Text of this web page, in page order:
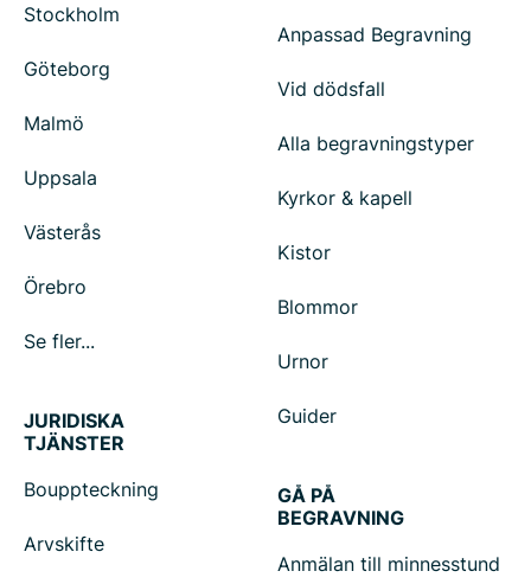
Stockholm
Göteborg
Malmö
Uppsala
Västerås
Örebro
Se fler...
Anpassad Begravning
Vid dödsfall
Alla begravningstyper
Kyrkor & kapell
Kistor
Blommor
Urnor
Guider
JURIDISKA
TJÄNSTER
Bouppteckning
Arvskifte
GÅ PÅ
BEGRAVNING
Anmälan till minnesstund